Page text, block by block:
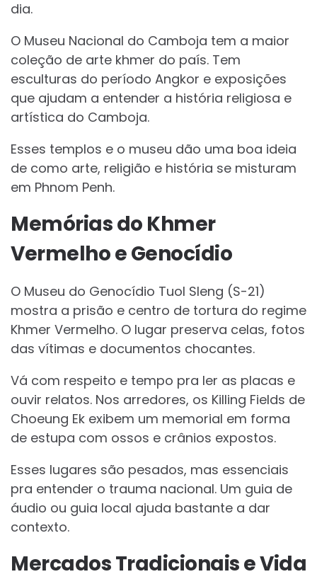
dia.
O Museu Nacional do Camboja tem a maior
coleção de arte khmer do país. Tem
esculturas do período Angkor e exposições
que ajudam a entender a história religiosa e
artística do Camboja.
Esses templos e o museu dão uma boa ideia
de como arte, religião e história se misturam
em Phnom Penh.
Memórias do Khmer
Vermelho e Genocídio
O Museu do Genocídio Tuol Sleng (S-21)
mostra a prisão e centro de tortura do regime
Khmer Vermelho. O lugar preserva celas, fotos
das vítimas e documentos chocantes.
Vá com respeito e tempo pra ler as placas e
ouvir relatos. Nos arredores, os Killing Fields de
Choeung Ek exibem um memorial em forma
de estupa com ossos e crânios expostos.
Esses lugares são pesados, mas essenciais
pra entender o trauma nacional. Um guia de
áudio ou guia local ajuda bastante a dar
contexto.
Mercados Tradicionais e Vida